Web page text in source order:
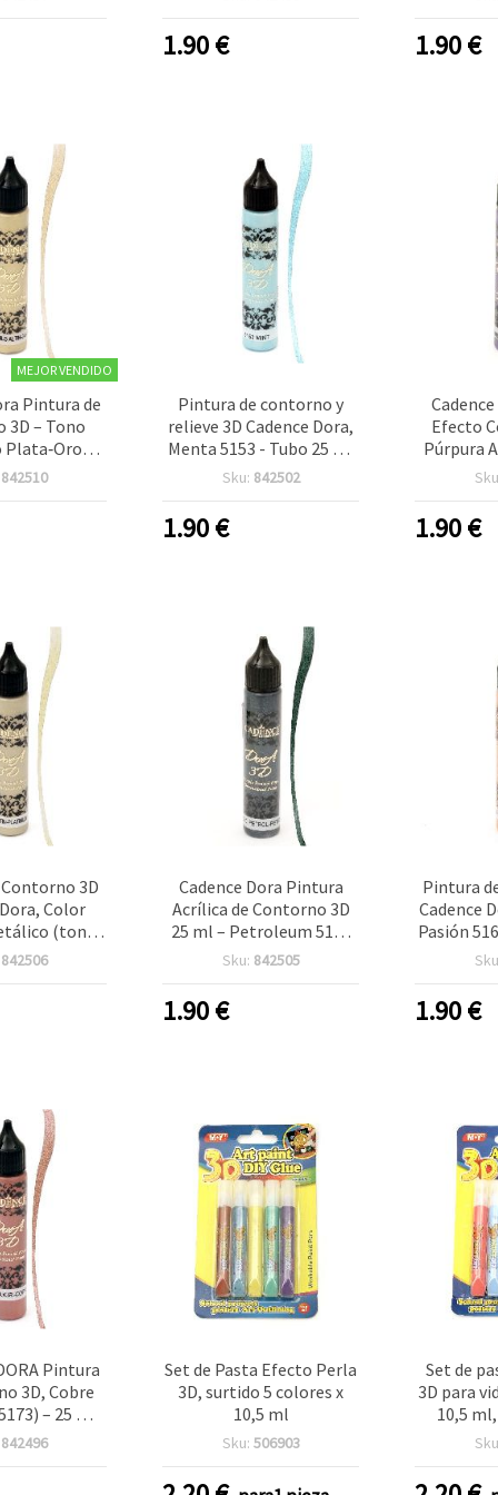
para Efectos en Relieve,
Fácil de Aplicar para
1.90€
relieve en
DIY, tela,
1.90€
MEJOR VENDIDO
Pintura de
3D – Tono
25 ml |
sobre
madera y
842510
Pintura de contorno y
relieve 3D Cadence Dora,
Menta 5153 - Tubo 25 ml
para texturas y
multisuperficie,
manualidades DIY
Sku: 842502
1.90€
Efecto
Púrpura
Tubo de
1.90€
3D
Color
(tono
de 25 ml,
para
842506
Cadence Dora Pintura
Acrílica de Contorno 3D
25 ml – Petroleum 5140
(Azul petróleo) | Liner de
Manualidades, Textura y
Delineado en Madera,
Sku: 842505
1.90€
Pintura
Cadence
Pasión
de
DIY y
1.90€
Pintura
3D, Cobre
– 25 ml
Dimensional
842496
Set de Pasta Efecto Perla
3D, surtido 5 colores x
10,5 ml
Sku: 506903
Set de
3D para
10,5